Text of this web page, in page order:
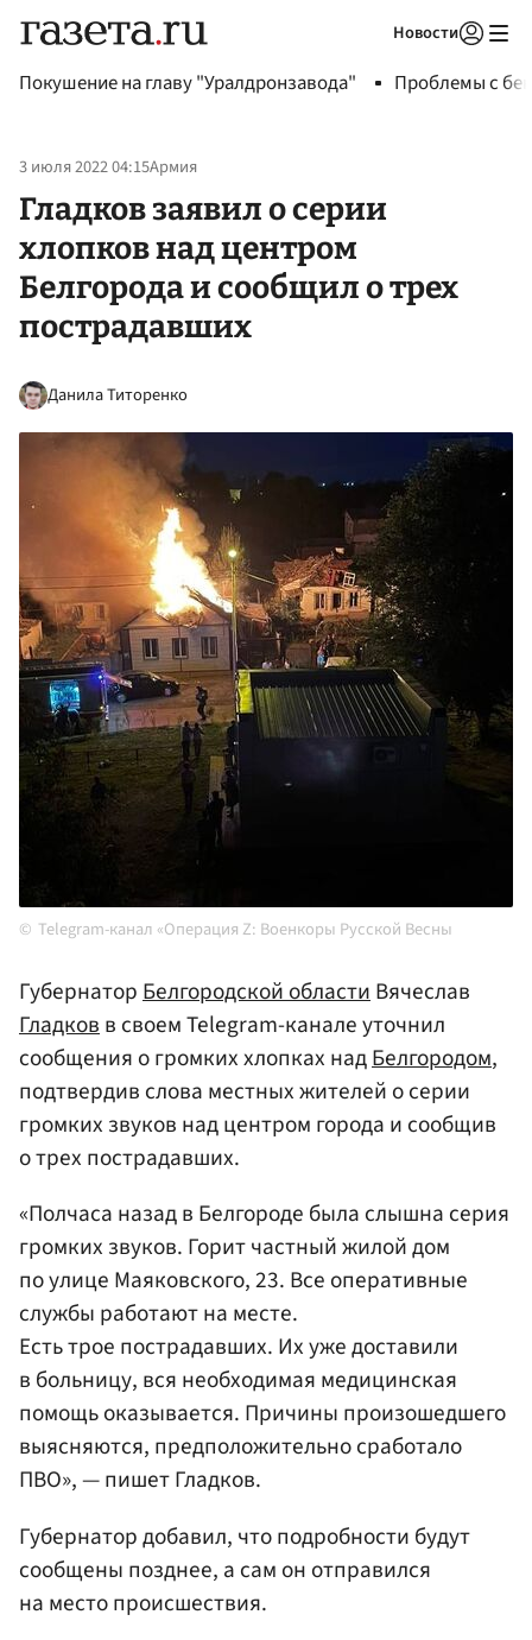
Новости
Покушение на главу "Уралдронзавода" Проблемы с
3 июля 2022 04:15Армия
Гладков заявил о серии
хлопков над центром
Белгорода и сообщил о трех
пострадавших
Данила Титоренко
Telegram-канал «Операция Z: Военкоры Русской Весны
ГубернаторБелгородской областиВячеслав
Гладковв своем Telegram-канале уточнил
сообщения о громких хлопках надБелгородом,
подтвердив слова местных жителей о серии
громких звуков над центром города и сообщив
о трех пострадавших.
«Полчаса назад в Белгороде была слышна серия
громких звуков. Горит частный жилой дом
по улице Маяковского, 23. Все оперативные
службы работают на месте.
Есть трое пострадавших. Их уже доставили
в больницу, вся необходимая медицинская
помощь оказывается. Причины произошедшего
выясняются, предположительно сработало
ПВО», — пишет Гладков.
Губернатор добавил, что подробности будут
сообщены позднее, а сам он отправился
на место происшествия.